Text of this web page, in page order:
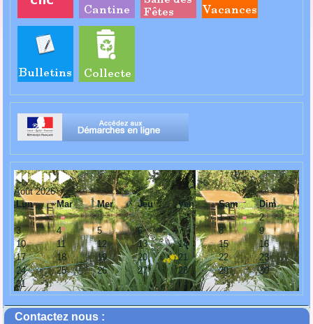
Août 2026
Lun
Mar Mer Jeu Ven Sam
Dim
1
2
3
4 5 6 7 8
9
10
11 12 13 14 15
16
17
18 19 20 21 22
23
24
25 26 27 28 29
30
31
Contactez nous :